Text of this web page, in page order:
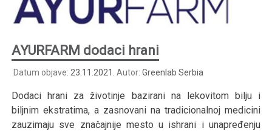
AYURFARM dodaci hrani
Datum objave: 23.11.2021. Autor: Greenlab Serbia
Dodaci hrani za životinje bazirani na lekovitom bilju i
biljnim ekstratima, a zasnovani na tradicionalnoj medicini
zauzimaju sve značajnije mesto u ishrani i unapređenju